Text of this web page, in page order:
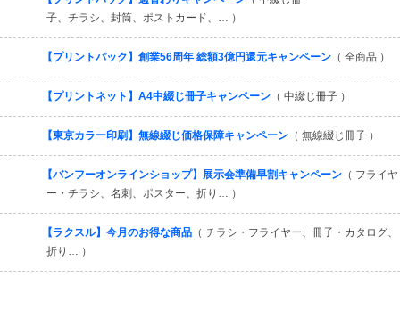
子、チラシ、封筒、ポストカード、… ）
【プリントパック】創業56周年 総額3億円還元キャンペーン （ 全商品 ）
【プリントネット】A4中綴じ冊子キャンペーン （ 中綴じ冊子 ）
【東京カラー印刷】無線綴じ価格保障キャンペーン （ 無線綴じ冊子 ）
【バンフーオンラインショップ】展示会準備早割キャンペーン （ フライヤ
ー・チラシ、名刺、ポスター、折り… ）
【ラクスル】今月のお得な商品 （ チラシ・フライヤー、冊子・カタログ、
折り… ）